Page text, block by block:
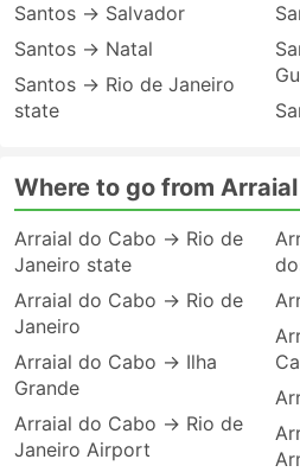
Santos → Salvador
Santos → Natal
Santos → Rio de Janeiro
state
Where to go from
Arraial do Cabo → Rio de
Janeiro state
Arraial do Cabo → Rio de
Janeiro
Arraial do Cabo → Ilha
Grande
Arraial do Cabo → Rio de
Janeiro Airport